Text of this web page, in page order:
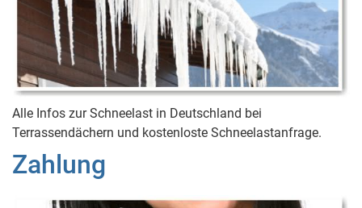
Alle Infos zur Schneelast in Deutschland bei
Terrassendächern und kostenloste Schneelastanfrage.
Zahlung